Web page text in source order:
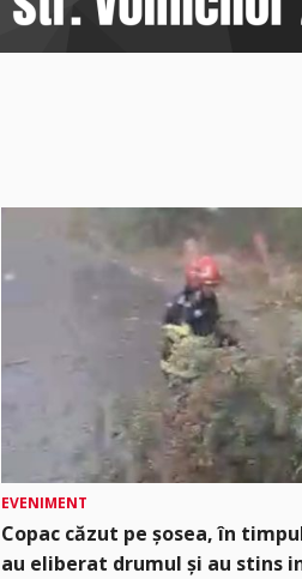
EVENIMENT
Copac căzut pe șosea, în
au eliberat drumul și au stins